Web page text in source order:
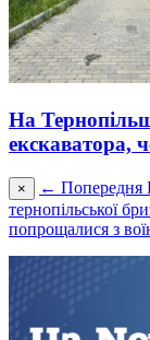
На
екскаватора,
× ← Попередня
тернопільської
попрощалися з